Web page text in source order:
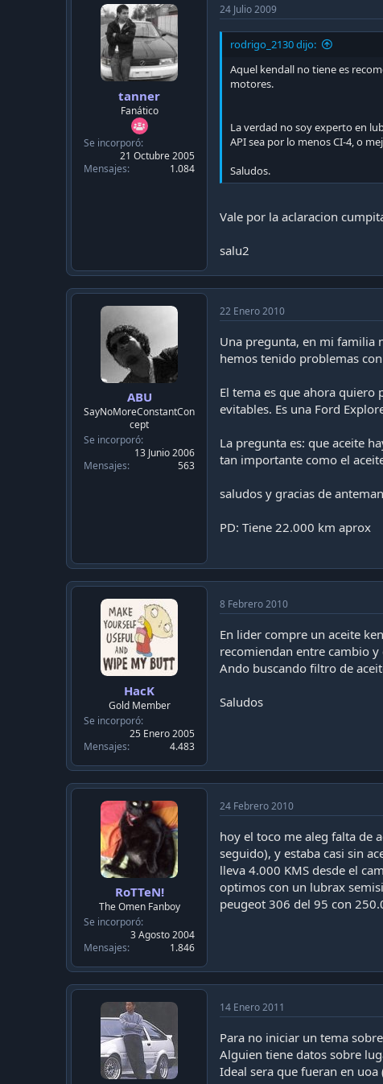
i
o
n
s
tanner
Fanático
Se incorporó
21 Octubre 2005
Mensajes
1.084
24 Julio 2009
rodrigo_2130 dijo:
Aquel kendall no tiene es
motores.
La verdad no soy experto en
API sea por lo menos CI-4, o
Saludos.
Vale por la aclaracion
salu2
ABU
SayNoMoreConstantCon
cept
Se incorporó
13 Junio 2006
Mensajes
563
22 Enero 2010
Una pregunta, en mi familia
hemos tenido problemas
El tema es que ahora
evitables. Es una Ford
La pregunta es: que aceite
tan importante como el
saludos y gracias de
PD: Tiene 22.000 km aprox
HacK
Gold Member
Se incorporó
25 Enero 2005
Mensajes
4.483
8 Febrero 2010
En lider compre un aceite
recomiendan entre cambio y
Ando buscando filtro de
Saludos
RoTTeN!
The Omen Fanboy
Se incorporó
3 Agosto 2004
Mensajes
1.846
24 Febrero 2010
hoy el toco me aleg falta de
seguido), y estaba casi sin
lleva 4.000 KMS desde el
optimos con un lubrax
peugeot 306 del 95 con
14 Enero 2011
Para no iniciar un tema
Alguien tiene datos sobre
Ideal sera que fueran en